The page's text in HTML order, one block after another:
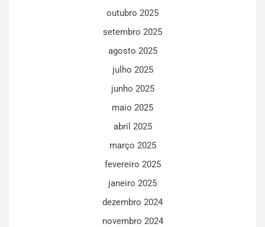
outubro 2025
setembro 2025
agosto 2025
julho 2025
junho 2025
maio 2025
abril 2025
março 2025
fevereiro 2025
janeiro 2025
dezembro 2024
novembro 2024